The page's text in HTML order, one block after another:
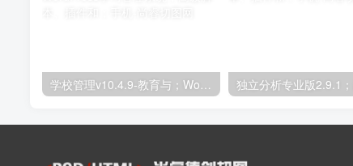
学校管理v10.4.9-教育与；WordPress学习管理系统；高级脚本、插件和；手机